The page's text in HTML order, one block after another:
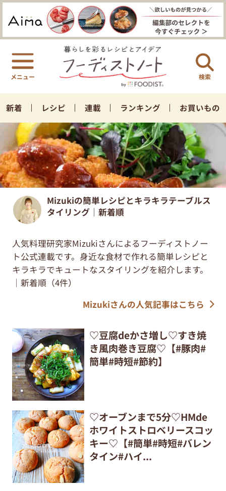
検索
新着 レシピ 連載 ランキング お買いもの
Mizukiの簡単レシピとキラキラテーブルス
タイリング｜新着順
人気料理研究家Mizukiさんによるフーディストノー
ト公式連載です。身近な食材で作れる簡単レシピと
キラキラでキュートなスタイリングを紹介します。
｜新着順（4件）
Mizukiさんの人気記事はこちら
♡豆腐deかさ増し♡すき焼
き風肉巻き豆腐♡【#豚肉#
簡単#時短#節約】
♡オーブンまで5分♡HMde
ホワイトストロベリースコッ
キー♡【#簡単#時短#バレン
タイン#ハイ...